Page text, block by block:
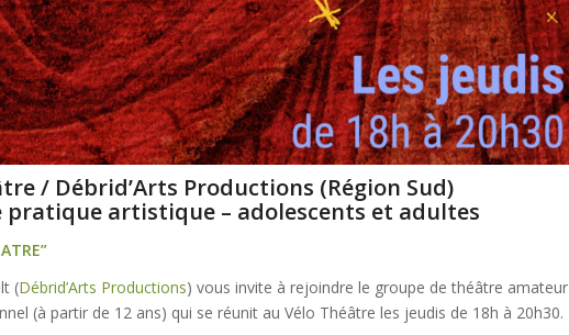
/ Débrid’Arts Productions (Région Sud)
pratique artistique – adolescents et adultes
(Débrid’Arts Productions) vous invite à rejoindre le groupe de théâtre amateur
(à partir de 12 ans) qui se réunit au Vélo Théâtre les jeudis de 18h à 20h30.